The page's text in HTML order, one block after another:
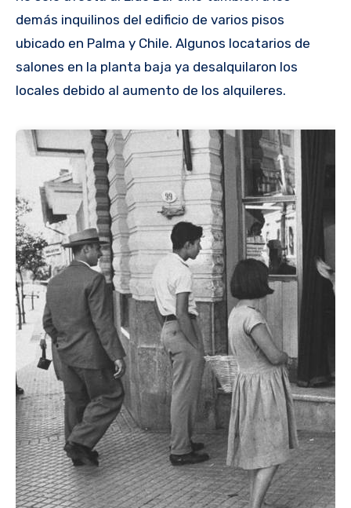
demás inquilinos del edificio de varios pisos
ubicado en Palma y Chile. Algunos locatarios de
salones en la planta baja ya desalquilaron los
locales debido al aumento de los alquileres.